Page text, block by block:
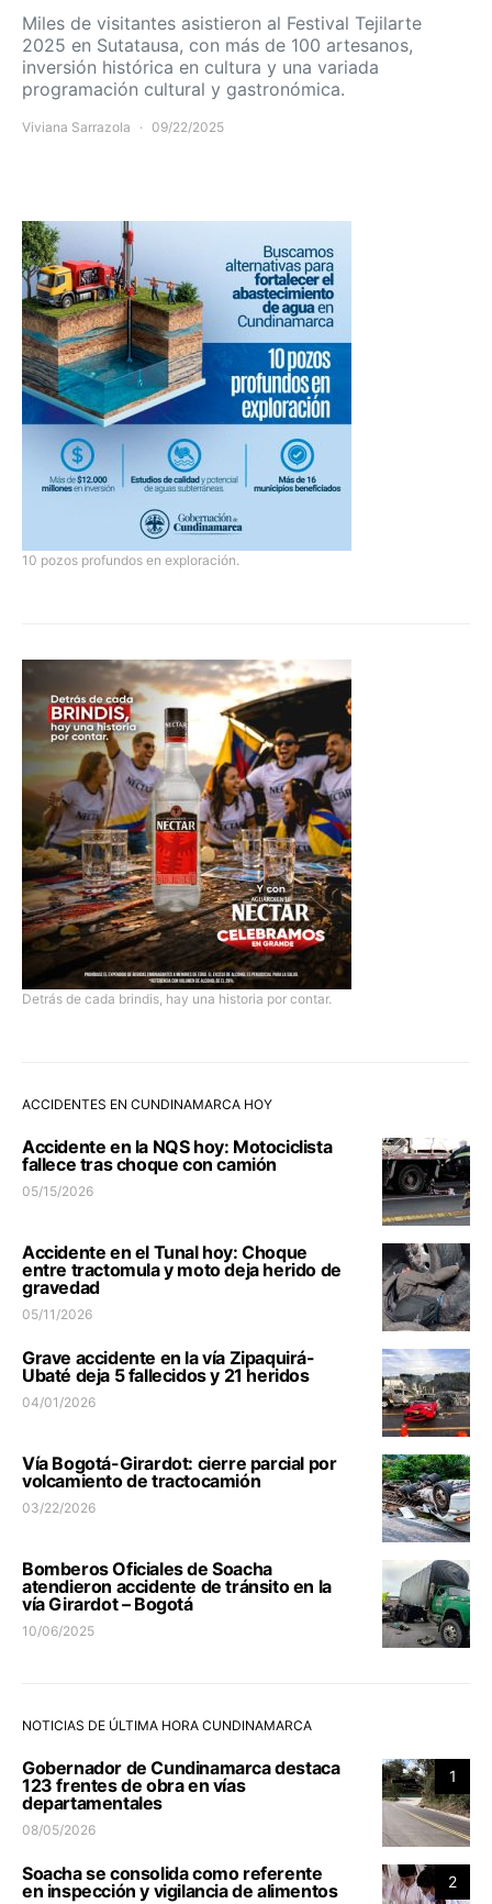
Miles de visitantes asistieron al Festival Tejilarte
2025 en Sutatausa, con más de 100 artesanos,
inversión histórica en cultura y una variada
programación cultural y gastronómica.
Viviana Sarrazola 09/22/2025
10 pozos profundos en exploración.
Detrás de cada brindis, hay una historia por contar.
ACCIDENTES EN CUNDINAMARCA HOY
Accidente en la NQS hoy: Motociclista
fallece tras choque con camión
05/15/2026
Accidente en el Tunal hoy: Choque
entre tractomula y moto deja herido de
gravedad
05/11/2026
Grave accidente en la vía Zipaquirá-
Ubaté deja 5 fallecidos y 21 heridos
04/01/2026
Vía Bogotá-Girardot: cierre parcial por
volcamiento de tractocamión
03/22/2026
Bomberos Oficiales de Soacha
atendieron accidente de tránsito en la
vía Girardot – Bogotá
10/06/2025
NOTICIAS DE ÚLTIMA HORA CUNDINAMARCA
1
Gobernador de Cundinamarca destaca
123 frentes de obra en vías
departamentales
08/05/2026
2
Soacha se consolida como referente
en inspección y vigilancia de alimentos